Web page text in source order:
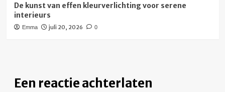
De kunst van effen kleurverlichting voor serene
interieurs
Emma juli 20, 2026 0
Een reactie achterlaten